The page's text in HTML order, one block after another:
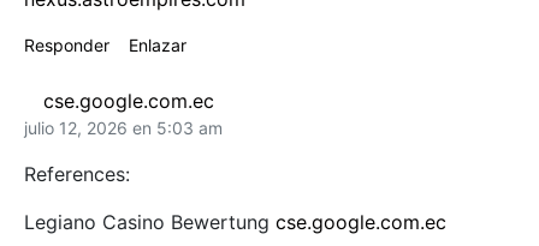
Responder Enlazar
cse.google.com.ec
julio 12, 2026 en 5:03 am
References:
Legiano Casino Bewertung cse.google.com.ec